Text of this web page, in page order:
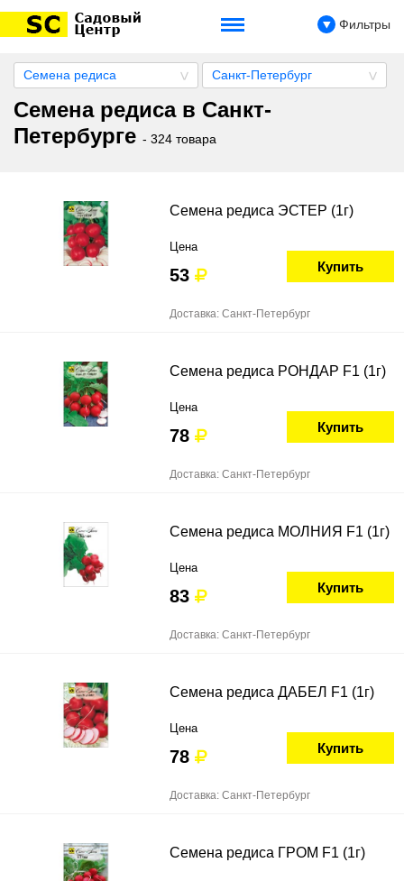
Фильтры
Семена редиса Санкт-Петербург
Семена редиса в Санкт-
Петербурге - 324 товара
Семена редиса ЭСТЕР (1г)
Цена
53 Купить
Доставка: Санкт-Петербург
Семена редиса РОНДАР F1 (1г)
Цена
78 Купить
Доставка: Санкт-Петербург
Семена редиса МОЛНИЯ F1 (1г)
Цена
83 Купить
Доставка: Санкт-Петербург
Семена редиса ДАБЕЛ F1 (1г)
Цена
78 Купить
Доставка: Санкт-Петербург
Семена редиса ГРОМ F1 (1г)